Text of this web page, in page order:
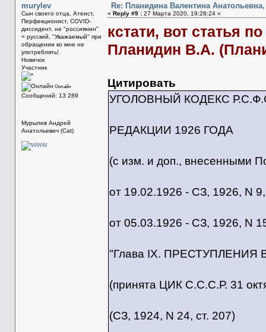
murylev
Сын своего отца, Атеист,
Перфекционист, COVID-
диссидент, не "россиянин"
= русский, "Уважаемый" при
обращении ко мне не
употреблять!
Новичок
Участник
Онлайн
Сообщений: 13 289
Мурылев Андрей
Анатольевич (Cat)
Re: Планидина Валентина Анатольевна,
« Reply #9 :27 Марта 2020, 19:28:24 »
кстати, вот статья
Планидин В.А.
Цитировать
УГОЛОВНЫЙ КОДЕКС
РЕДАКЦИИ 1926 ГОДА
(с изм. и доп., внесенными
от 19.02.1926 - СЗ, 1926, N 9,
от 05.03.1926 - СЗ, 1926, N
"Глава IX. ПРЕСТУПЛЕНИЯ
(принята ЦИК С.С.С.Р. 31
(СЗ, 1924, N 24, ст. 207)